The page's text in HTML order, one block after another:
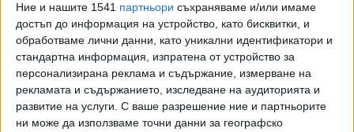
Ние и нашите 1541 партньори съхраняваме и/или имаме
достъп до информация на устройство, като бисквитки, и
обработваме лични данни, като уникални идентификатори и
стандартна информация, изпратена от устройство за
персонализирана реклама и съдържание, измерване на
рекламата и съдържанието, изследване на аудиторията и
развитие на услуги. С ваше разрешение ние и партньорите
ни може да използваме точни данни за географско